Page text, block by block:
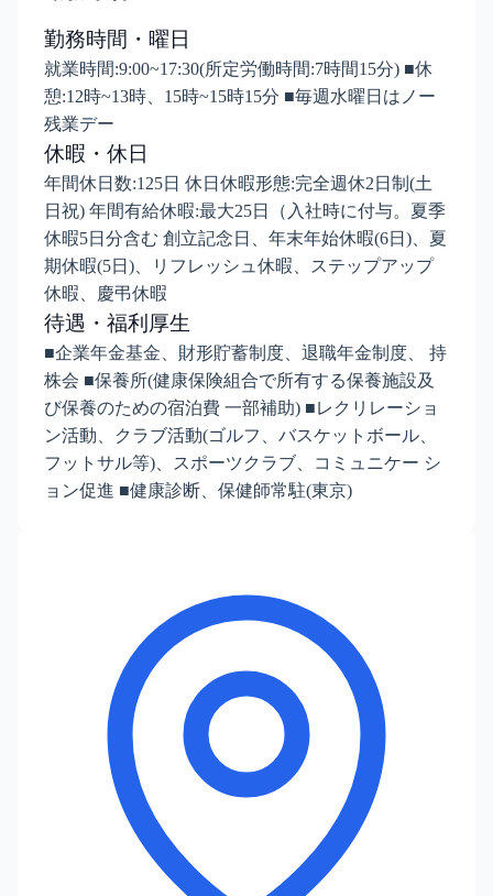
勤務時間・曜日
就業時間:9:00~17:30(所定労働時間:7時間15分) ■休
憩:12時~13時、15時~15時15分 ■毎週水曜日はノー
残業デー
休暇・休日
年間休日数:125日 休日休暇形態:完全週休2日制(土
日祝) 年間有給休暇:最大25日（入社時に付与。夏季
休暇5日分含む 創立記念日、年末年始休暇(6日)、夏
期休暇(5日)、リフレッシュ休暇、ステップアップ
休暇、慶弔休暇
待遇・福利厚生
■企業年金基金、財形貯蓄制度、退職年金制度、 持
株会 ■保養所(健康保険組合で所有する保養施設及
び保養のための宿泊費 一部補助) ■レクリレーショ
ン活動、クラブ活動(ゴルフ、バスケットボール、
フットサル等)、スポーツクラブ、コミュニケー シ
ョン促進 ■健康診断、保健師常駐(東京)